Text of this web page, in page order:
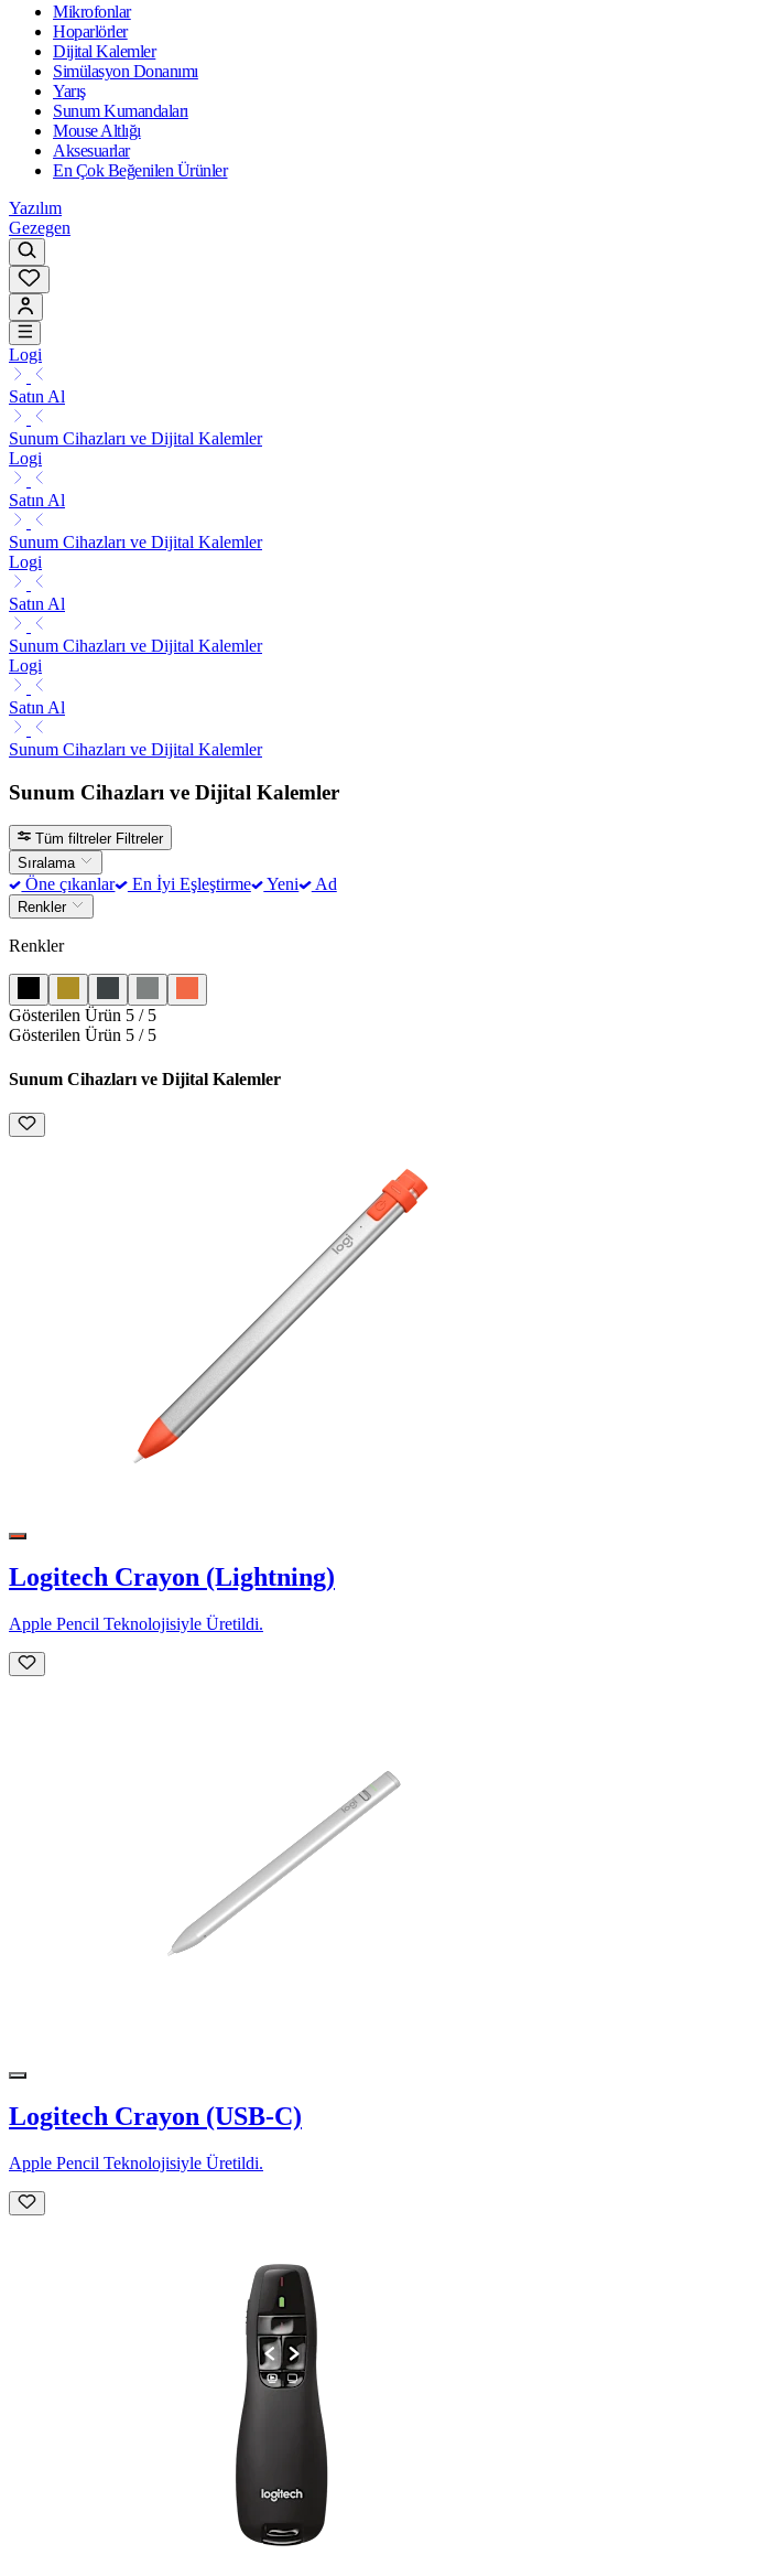
Mikrofonlar
Hoparlörler
Dijital Kalemler
Simülasyon Donanımı
Yarış
Sunum Kumandaları
Mouse Altlığı
Aksesuarlar
En Çok Beğenilen Ürünler
Yazılım
Gezegen
Logi
Satın Al
Sunum Cihazları ve Dijital Kalemler
Logi
Satın Al
Sunum Cihazları ve Dijital Kalemler
Logi
Satın Al
Sunum Cihazları ve Dijital Kalemler
Logi
Satın Al
Sunum Cihazları ve Dijital Kalemler
Sunum Cihazları ve Dijital Kalemler
Tüm filtreler Filtreler
Sıralama
Öne çıkanlar En İyi Eşleştirme Yeni Ad
Renkler
Renkler
Gösterilen Ürün 5 / 5
Gösterilen Ürün 5 / 5
Sunum Cihazları ve Dijital Kalemler
Logitech Crayon (Lightning)
Apple Pencil Teknolojisiyle Üretildi.
Logitech Crayon (USB-C)
Apple Pencil Teknolojisiyle Üretildi.